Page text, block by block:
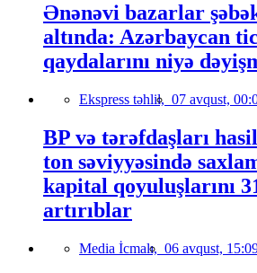
Ənənəvi bazarlar
altında: Azərbaycan
qaydalarını niyə
Ekspress təhlil, 07 avqust,
BP və tərəfdaşları
ton səviyyəsində
kapital qoyuluşlarını
artırıblar
Media İcmalı, 06 avqust,